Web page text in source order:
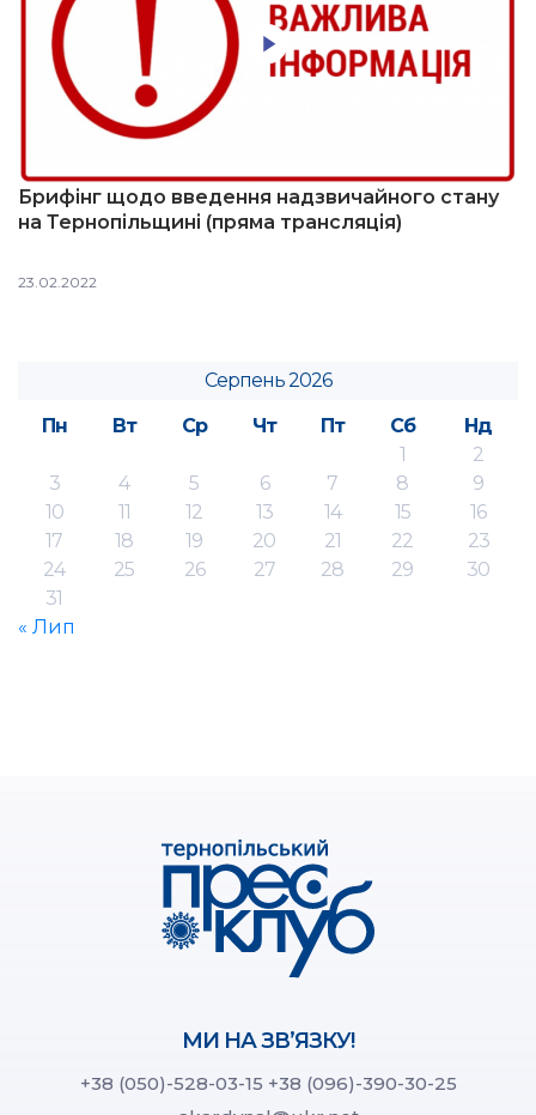
Брифінг щодо введення надзвичайного стану
на Тернопільщині (пряма трансляція)
23.02.2022
Серпень 2026
Пн
Вт Ср Чт Пт Сб
Нд
1
2
3
4 5 6 7 8
9
10
11 12 13 14 15
16
17
18 19 20 21 22
23
24
25 26 27 28 29
30
31
« Лип
МИ НА ЗВ’ЯЗКУ!
+38 (050)-528-03-15 +38 (096)-390-30-25